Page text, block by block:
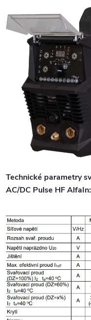
Technické parametry
AC/DC Pulse HF AlfaIn: